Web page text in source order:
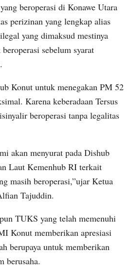
beroperasi di Konawe Utara
perizinan yang lengkap alias
yang dimaksud mestinya
sebelum syarat
Konut untuk menegakan PM 52
Karena keberadaan Tersus
beroperasi tanpa legalitas
akan menyurat pada Dishub
Laut Kemenhub RI terkait
masih beroperasi,”ujar Ketua
Tajuddin.
TUKS yang telah memenuhi
Konut memberikan apresiasi
berupaya untuk memberikan
berusaha.